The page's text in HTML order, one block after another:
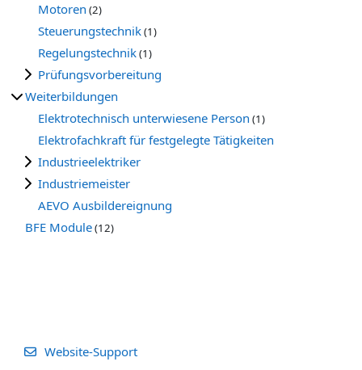
Motoren (2)
Steuerungstechnik(1)
Regelungstechnik(1)
Prüfungsvorbereitung
Weiterbildungen
Elektrotechnisch unterwiesene Person (1)
Elektrofachkraft für festgelegte Tätigkeiten
Industrieelektriker
Industriemeister
AEVO Ausbildereignung
BFE Module(12)
Website-Support